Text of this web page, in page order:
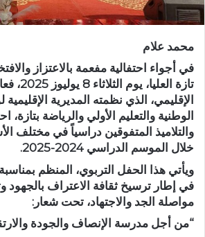
ت
ن
ي
ا
محمد علام
في أجواء احتفالية مفعمة بالاعتزاز
تازة
الإقليمي، الذي نظمته المديرية الإقليمية
الوطنية والتعليم الأولي والرياضة بتازة،
والتلاميذ المتفوقين دراسياً في مختلف
خلال الموسم الدراسي 2024-2025.
ويأتي هذا الحفل التربوي، المنظم
في إطار ترسيخ ثقافة الاعتراف بالجهود
مواصلة الجد والاجتهاد، تحت شعار:
“من أجل مدرسة الإنصاف والجودة